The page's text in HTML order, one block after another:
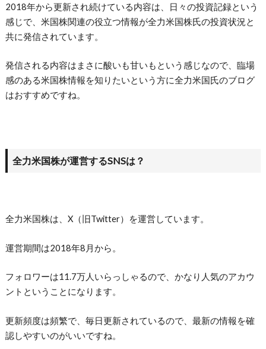
2018年から更新され続けている内容は、日々の投資記録という
感じで、米国株関連の役立つ情報が全力米国株氏の投資状況と
共に発信されています。
発信される内容はまさに酸いも甘いもという感じなので、臨場
感のある米国株情報を知りたいという方に全力米国氏のブログ
はおすすめですね。
全力米国株が運営するSNSは？
全力米国株は、X（旧Twitter）を運営しています。
運営期間は2018年8月から。
フォロワーは11.7万人いらっしゃるので、かなり人気のアカウ
ントということになります。
更新頻度は頻繁で、毎日更新されているので、最新の情報を確
認しやすいのがいいですね。